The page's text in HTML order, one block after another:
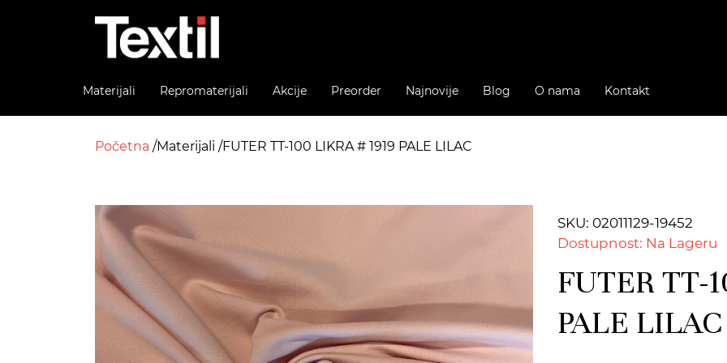
Materijali Repromaterijali Akcije Preorder Najnovije Blog O nama Kontakt
Početna Materijali FUTER TT-100 LIKRA # 1919 PALE LILAC
SKU: 02011129-19452
Dostupnost: Na Lageru
FUTER TT-
PALE LILAC